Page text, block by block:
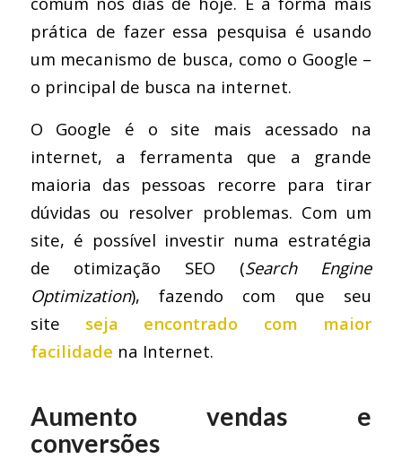
prática de fazer essa pesquisa é usando
um mecanismo de busca, como o Google –
o principal de busca na internet.
O Google é o site mais acessado na
internet, a ferramenta que a grande
maioria das pessoas recorre para tirar
dúvidas ou resolver problemas. Com um
site, é possível investir numa estratégia
de otimização SEO (Search Engine
Optimization), fazendo com que seu
site seja encontrado com maior
facilidade na Internet.
Aumento vendas e
conversões